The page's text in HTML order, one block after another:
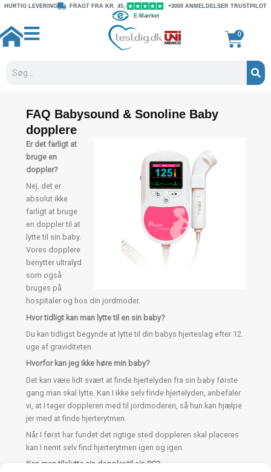
Gå
indholdet
HURTIG LEVERING FRAGT FRA KR. 45,-
+3000 ANMELDELSER TRUSTPILOT
E-Mærket
0
Kurv
FAQ Babysound & Sonoline Baby
dopplere
Er det farligt at
bruge en
doppler?
Nej, det er
absolut ikke
farligt at bruge
en doppler til at
lytte til sin baby.
Vores dopplere
benytter ultralyd
som også
bruges på
hospitaler og hos din jordmoder.
Hvor tidligt kan man lytte til en sin baby?
Du kan tidligst begynde at lytte til din babys hjerteslag efter 12.
uge af graviditeten.
Hvorfor kan jeg ikke høre min baby?
Det kan være lidt svært at finde hjertelyden fra sin baby første
gang man skal lytte. Kan I ikke selv finde hjertelyden, anbefaler
vi, at I tager doppleren med til jordmoderen, så hun kan hjælpe
jer med at finde hjerterytmen.
Når I først har fundet det rigtige sted doppleren skal placeres
kan I nemt selv find hjerterytmen igen og igen.
Kan man tilslutte sin doppler til sin PC?